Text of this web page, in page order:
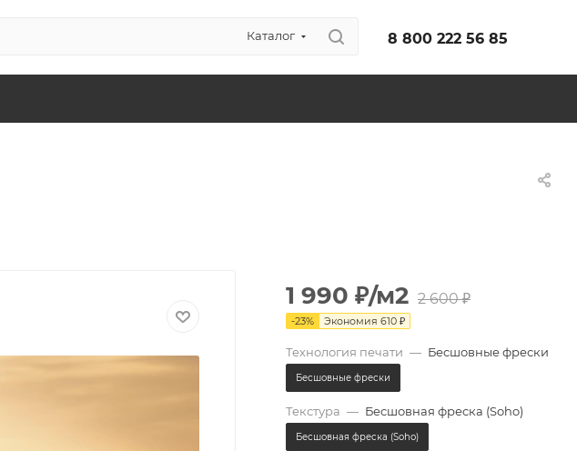
Каталог 8 800 222 56 85
1 990 ₽/м2 2 600₽
-23% Экономия 610 ₽
Технология печати — Бесшовные фрески
Бесшовные фрески
Текстура — Бесшовная фреска (Soho)
Бесшовная фреска (Soho)